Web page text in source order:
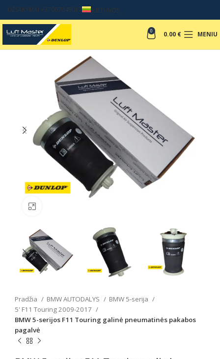
UŽSAKYMAI +37067049017 LIETUVOS
0 0.00 € MENIU
Pradžia BMW AUTODALYS
BMW 5-serija
5' F11 Touring 2009-2017
BMW 5-serijos F11 Touring galinė pneumatinės pakabos
pagalvė